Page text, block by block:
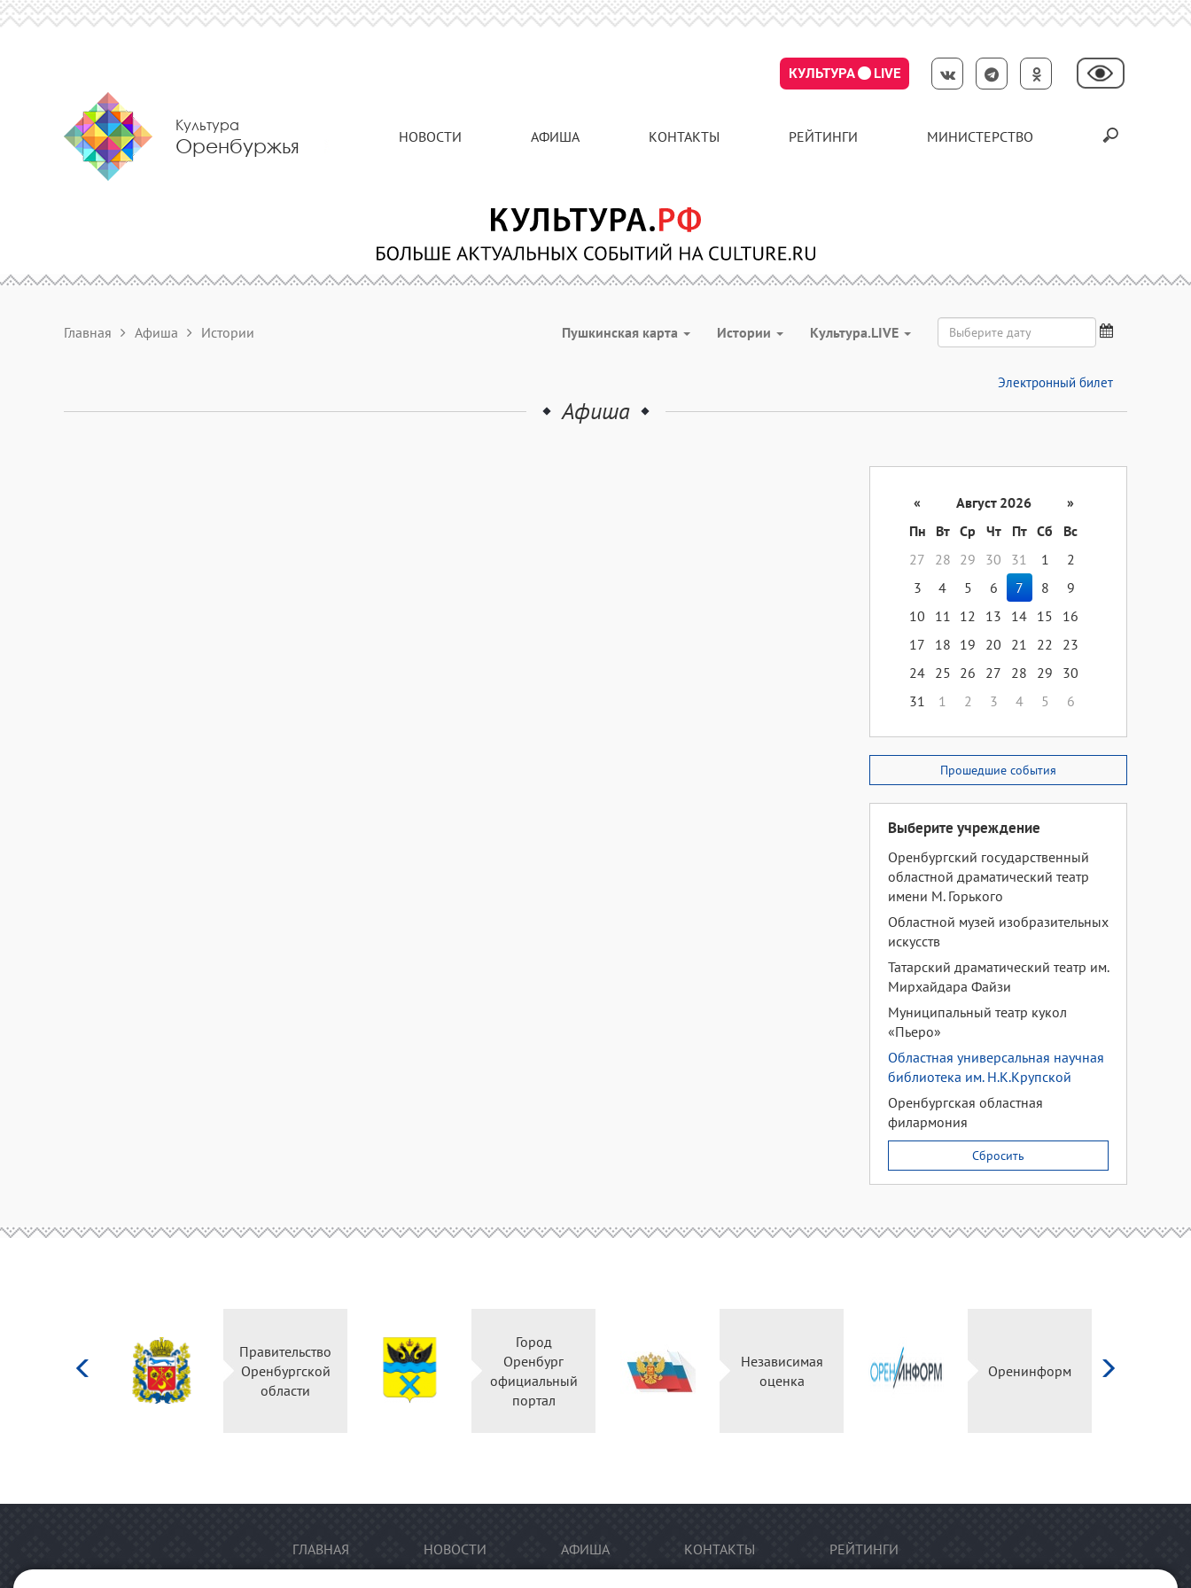
КУЛЬТУРА LIVE
Культура
Оренбуржья НОВОСТИ АФИША КОНТАКТЫ РЕЙТИНГИ МИНИСТЕРСТВО
Главная Афиша Истории Пушкинская карта Истории Культура.LIVE
Электронный билет
Афиша
« Август 2026
»
Пн
Вт Ср Чт Пт Сб
Вс
27
28 29 30 31 1
2
3
4 5 6 7 8
9
10
11 12 13 14 15
16
17
18 19 20 21 22
23
24 25 26 27 28 29
30
31
1 2 3 4 5 6
Прошедшие события
Выберите учреждение
Оренбургский государственный
областной драматический театр
имени М. Горького
Областной музей изобразительных
искусств
Татарский драматический театр им.
Мирхайдара Файзи
Муниципальный театр кукол
«Пьеро»
Областная универсальная научная
библиотека им. Н.К.Крупской
Оренбургская областная
филармония
Сбросить
Правительство
Оренбургской
области
Город
Оренбург
официальный
портал
Независимая
оценка
Оренинформ
ГЛАВНАЯ НОВОСТИ АФИША КОНТАКТЫ РЕЙТИНГИ